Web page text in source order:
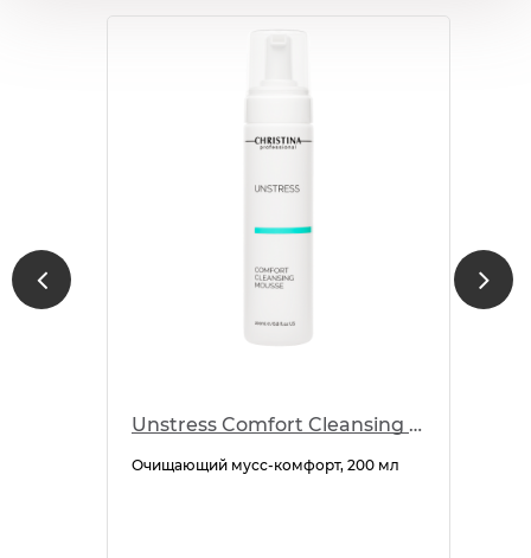
Unstress Comfort Cleansing Mousse
Очищающий мусс-комфорт, 200 мл